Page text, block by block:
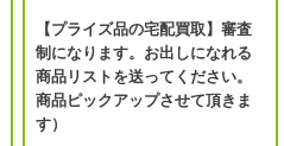
【プライズ品の宅配買取】審査
制になります。お出しになれる
商品リストを送ってください。
商品ピックアップさせて頂きま
す）